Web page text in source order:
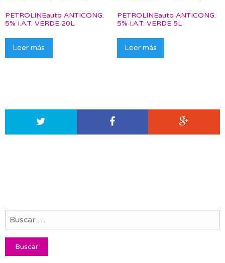
PETROLINEauto ANTICONG.
5% I.A.T. VERDE 20L
Leer más
PETROLINEauto ANTICONG.
5% I.A.T. VERDE 5L
Leer más